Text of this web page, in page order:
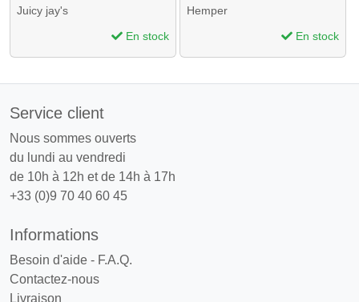
Juicy jay's
En stock
Hemper
En stock
Service client
Nous sommes ouverts
du lundi au vendredi
de 10h à 12h et de 14h à 17h
+33 (0)9 70 40 60 45
Informations
Besoin d'aide - F.A.Q.
Contactez-nous
Livraison